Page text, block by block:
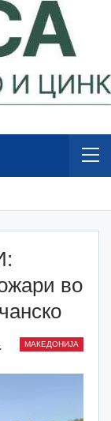
во
МАКЕДОНИЈА